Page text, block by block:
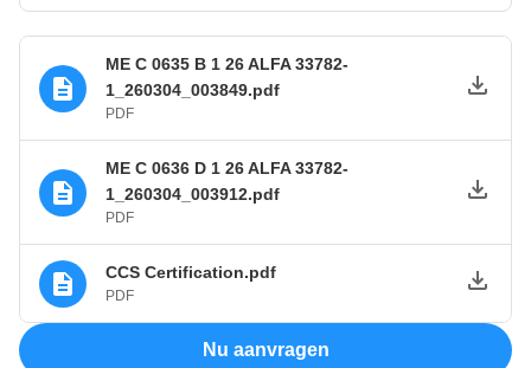
ME C 0635 B 1 26 ALFA 33782-
1_260304_003849.pdf
PDF
ME C 0636 D 1 26 ALFA 33782-
1_260304_003912.pdf
PDF
CCS Certification.pdf
PDF
Nu aanvragen